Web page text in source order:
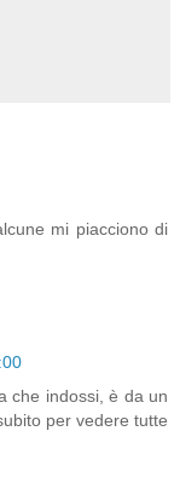
mi piacciono di
che indossi, è da un
per vedere tutte